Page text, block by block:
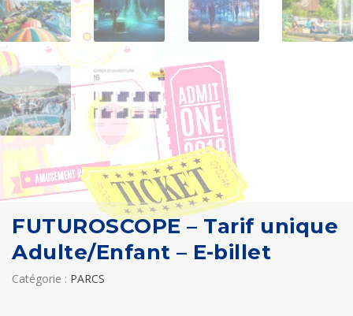
FUTUROSCOPE – Tarif unique
Adulte/Enfant – E-billet
Catégorie : PARCS